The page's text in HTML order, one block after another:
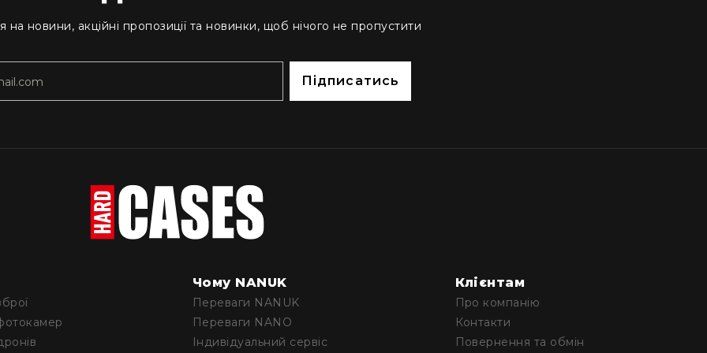
на новини, акційні пропозиції та новинки, щоб нічого не пропустити
Підписатись
Чому NANUK
Переваги NANUK
Переваги NANO
Iндивідуальний сервіс
Клієнтам
Про компанію
Контакти
Повернення та обмін